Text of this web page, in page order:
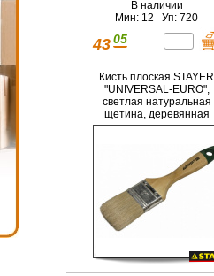
В наличии
Мин: 12 Уп: 720
43 05
Кисть плоская STAYER
"UNIVERSAL-EURO",
светлая натуральная
щетина, деревянная
ручка, 75мм